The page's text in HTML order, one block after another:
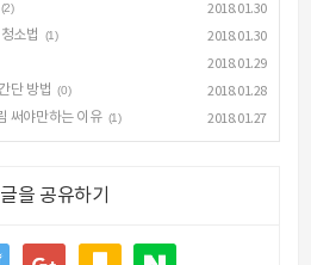
(2)
2018.01.30
소법
(1)
2018.01.30
2018.01.29
단 방법 (0)
2018.01.28
써야만하는 이유 (1) 2018.01.27
을 공유하기